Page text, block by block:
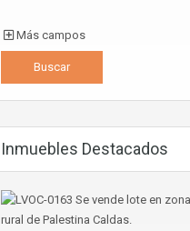
Más campos
Inmuebles Destacados